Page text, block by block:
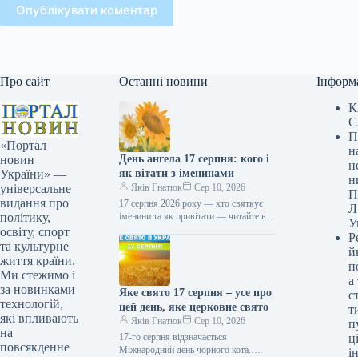
Опублікувати коментар
Про сайт
«Портал
новин
України» —
універсальне
видання про
політику,
освіту, спорт
та культурне
життя країни.
Ми стежимо і
за новинками
технологій,
які впливають
на
повсякденне
Останні новини
День ангела 17 серпня: кого і
як вітати з іменинами
Яків Гнатюк
Сер 10, 2026
17 серпня 2026 року — хто святкує
іменини та як привітати — читайте в
Яке свято 17 серпня – усе про
цей день, яке церковне свято
Яків Гнатюк
Сер 10, 2026
17-го серпня відзначається
Міжнародний день чорного кота.
Л
а